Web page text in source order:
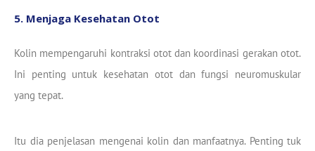
5. Menjaga Kesehatan Otot
Kolin mempengaruhi kontraksi otot dan koordinasi gerakan otot.
Ini penting untuk kesehatan otot dan fungsi neuromuskular
yang tepat.
Itu dia penjelasan mengenai kolin dan manfaatnya. Penting tuk